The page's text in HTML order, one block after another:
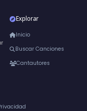
Explorar
Inicio
Buscar Canciones
Cantautores